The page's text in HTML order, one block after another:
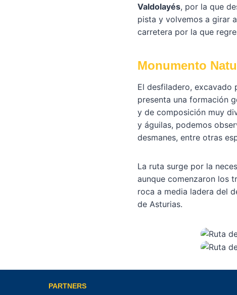
Valdolayés, por la que
pista y volvemos a girar
carretera por la que
Monumento
El desfiladero, excavado
presenta una formación
y de composición muy
y águilas, podemos
desmanes, entre otras
La ruta surge por la
aunque comenzaron los
roca a media ladera del
de Asturias.
PARTNERS